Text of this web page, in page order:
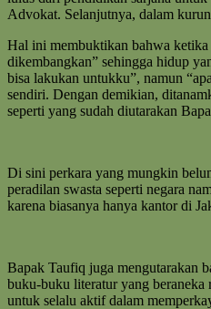
Advokat. Selanjutnya, dalam
Hal ini membuktikan bahwa ketika
dikembangkan” sehingga hidup
bisa lakukan untukku”, namun
sendiri. Dengan demikian,
seperti yang sudah diutarakan
Di sini perkara yang mungkin
peradilan swasta seperti negara
karena biasanya hanya kantor di
Bapak Taufiq juga mengutarakan
buku-buku literatur yang
untuk selalu aktif dalam